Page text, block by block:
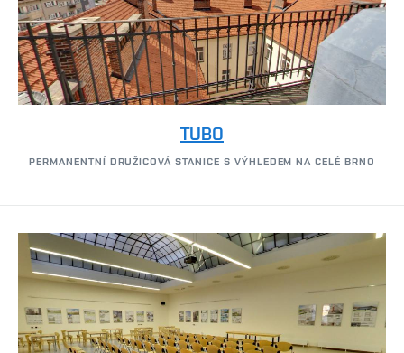
TUBO
PERMANENTNÍ DRUŽICOVÁ STANICE S VÝHLEDEM NA CELÉ BRNO